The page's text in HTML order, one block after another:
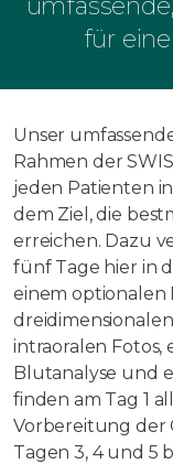
für
Unser
Rahmen der
jeden Patienten
dem Ziel, die
erreichen. Dazu
fünf Tage hier in
einem optionalen
intraoralen
Blutanalyse und
finden am Tag 1
Vorbereitung der
Tagen 3, 4 und 5